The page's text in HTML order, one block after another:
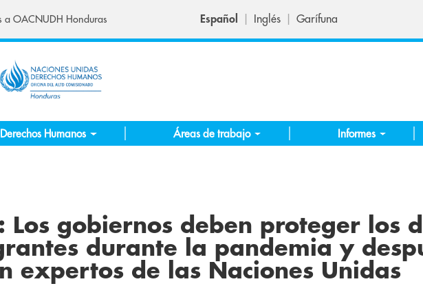
a OACNUDH Honduras Español Inglés Garífuna
Derechos Humanos Áreas de trabajo Informes
Los gobiernos deben proteger los
durante la pandemia y
expertos de las Naciones Unidas